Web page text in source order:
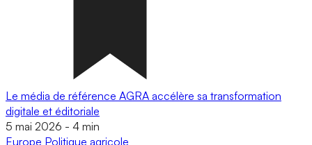
Le média de référence AGRA accélère sa transformation
digitale et éditoriale
5 mai 2026 - 4 min
Europe Politique agricole